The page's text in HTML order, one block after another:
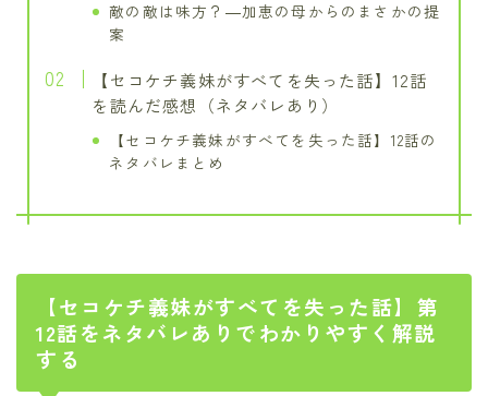
敵の敵は味方？―加恵の母からのまさかの提
案
【セコケチ義妹がすべてを失った話】12話
を読んだ感想（ネタバレあり）
【セコケチ義妹がすべてを失った話】12話の
ネタバレまとめ
【セコケチ義妹がすべてを失った話】第
12話をネタバレありでわかりやすく解説
する